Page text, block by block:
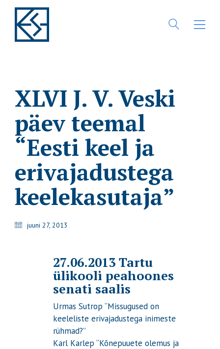
XLVI J. V. Veski
päev teemal
“Eesti keel ja
erivajadustega
keelekasutaja”
juuni 27, 2013
27.06.2013 Tartu
ülikooli peahoones
senati saalis
Urmas Sutrop “Missugused on
keeleliste erivajadustega inimeste
rühmad?”
Karl Karlep “Kõnepuuete olemus ja